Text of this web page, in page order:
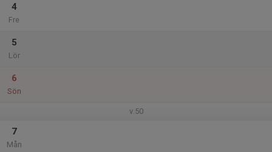
4
Fre
5
Lör
6
Sön
v.50
7
Mån